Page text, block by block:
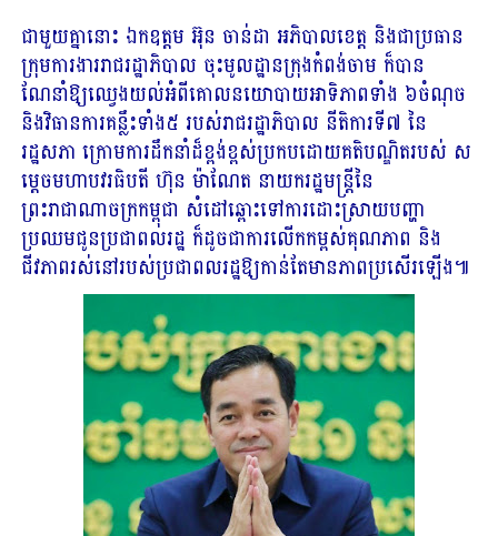
ជាមួយគ្នានោះ ឯកឧត្តម អ៊ុន ចាន់ដា អភិបាលខេត្ត និងជាប្រធាន
ក្រុមការងាររាជរដ្ឋាភិបាល ចុះមូលដ្ឋានក្រុងកំពង់ចាម ក៏បាន
ណែនាំឱ្យឈ្វេងយល់អំពីគោលនយោបាយអាទិភាពទាំង ៦ចំណុច
និងវិធានការគន្លឹះទាំង៥ របស់រាជរដ្ឋាភិបាល នីតិការទី៧ នៃ
រដ្ឋសភា ក្រោមការដឹកនាំដ៏ខ្ពង់ខ្ពស់ប្រកបដោយគតិបណ្ឌិតរបស់ ស
ម្តេចមហាបវរធិបតី ហ៊ុន ម៉ាណែត នាយករដ្ឋមន្ត្រីនៃ
ព្រះរាជាណាចក្រកម្ពុជា សំដៅឆ្ពោះទៅការដោះស្រាយបញ្ហា
ប្រឈមជូនប្រជាពលរដ្ឋ ក៏ដូចជាការលើកកម្ពស់គុណភាព និង
ជីវភាពរស់នៅរបស់ប្រជាពលរដ្ឋឱ្យកាន់តែមានភាពប្រសើរឡើង៕